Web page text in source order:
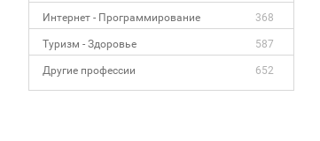
Интернет - Программирование 368
Туризм - Здоровье 587
Другие профессии 652